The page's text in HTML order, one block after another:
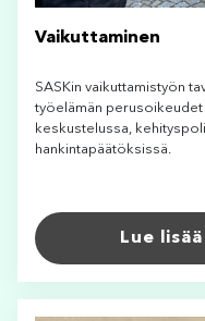
Vaikuttaminen
SASKin vaikuttamistyön
työelämän
keskustelussa,
hankintapäätöksissä.
Lue lisää